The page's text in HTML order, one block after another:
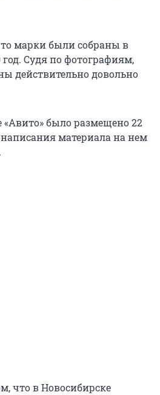
марки были собраны в
год. Судя по фотографиям,
действительно довольно
«Авито» было размещено 22
материала на нем
что в Новосибирске